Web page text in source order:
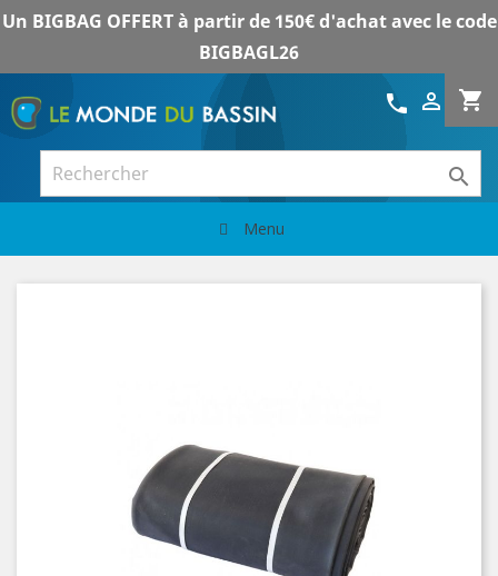
Un BIGBAG OFFERT à partir de 150€ d'achat avec le code
BIGBAGL26
shopping_cart

call

Menu